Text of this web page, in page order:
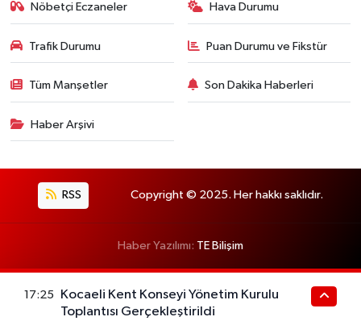
Nöbetçi Eczaneler Hava Durumu
Trafik Durumu Puan Durumu ve Fikstür
Tüm Manşetler Son Dakika Haberleri
Haber Arşivi
RSS Copyright © 2025. Her hakkı saklıdır.
Haber Yazılımı: TE Bilişim
17:25
Kocaeli Kent Konseyi Yönetim Kurulu
Toplantısı Gerçekleştirildi